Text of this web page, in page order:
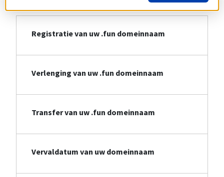
Registratie van uw .fun domeinnaam
Verlenging van uw .fun domeinnaam
Transfer van uw .fun domeinnaam
Vervaldatum van uw domeinnaam